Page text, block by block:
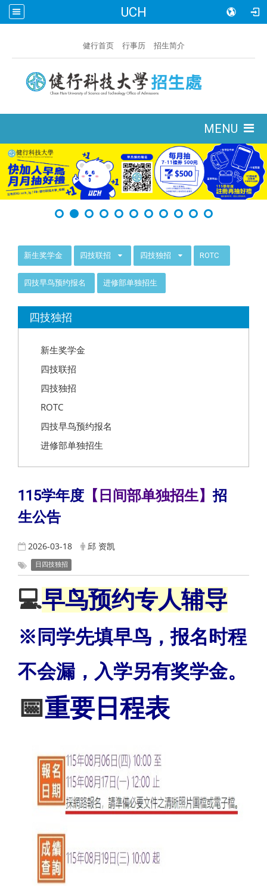
UCH
健行首页 行事历 招生简介
MENU
新生奖学金 四技联招 四技独招 ROTC
四技早鸟预约报名 进修部单独招生
四技独招
新生奖学金
四技联招
四技独招
ROTC
四技早鸟预约报名
进修部单独招生
115学年度 【日间部单独招生】招
生公告
2026-03-18 邱 资凯
日四技独招
💻早鸟预约专人辅导
※同学先填早鸟，报名时程
不会漏，入学另有奖学金。
📅重要日程表